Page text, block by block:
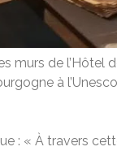
murs de l’Hôtel
à
: « À travers